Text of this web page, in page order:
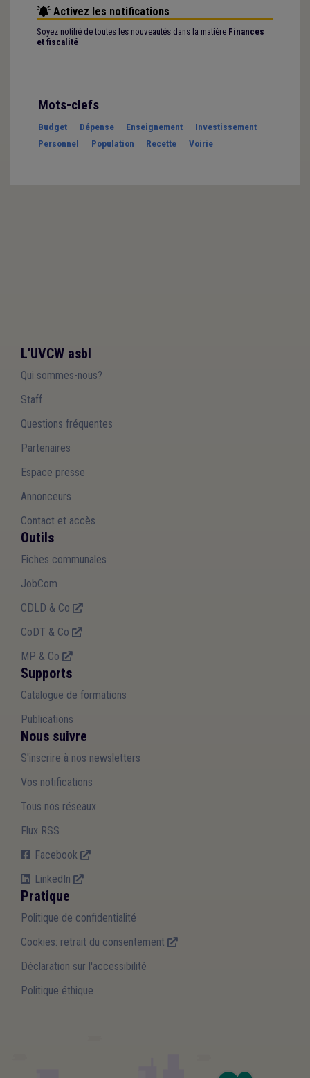
Activez les notifications
Soyez notifié de toutes les nouveautés dans la matière Finances
et fiscalité
Mots-clefs
Budget Dépense Enseignement
Investissement
Personnel
Population Recette Voirie
L'UVCW asbl
Qui sommes-nous?
Staff
Questions fréquentes
Partenaires
Espace presse
Annonceurs
Contact et accès
Outils
Fiches communales
JobCom
CDLD & Co
CoDT & Co
MP & Co
Supports
Catalogue de formations
Publications
Nous suivre
S'inscrire à nos newsletters
Vos notifications
Tous nos réseaux
Flux RSS
Facebook
LinkedIn
Pratique
Politique de confidentialité
Cookies: retrait du consentement
Déclaration sur l'accessibilité
Politique éthique